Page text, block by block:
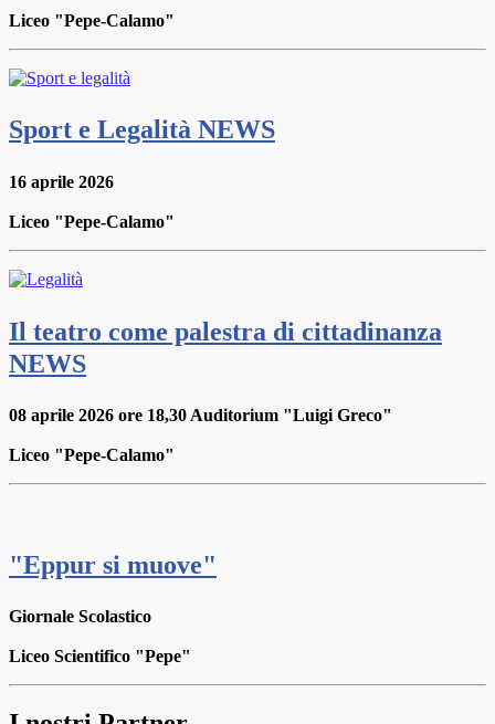
Liceo "Pepe-Calamo"
Sport e Legalità NEWS
16 aprile 2026
Liceo "Pepe-Calamo"
Il teatro come palestra di cittadinanza
NEWS
08 aprile 2026 ore 18,30 Auditorium "Luigi Greco"
Liceo "Pepe-Calamo"
"Eppur si muove"
Giornale Scolastico
Liceo Scientifico "Pepe"